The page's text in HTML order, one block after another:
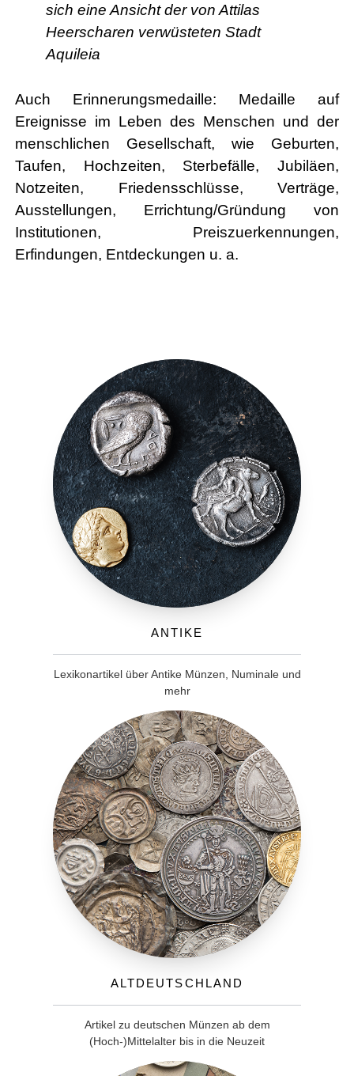
sich eine Ansicht der von Attilas
Heerscharen verwüsteten Stadt
Aquileia
Auch Erinnerungsmedaille: Medaille auf
Ereignisse im Leben des Menschen und der
menschlichen Gesellschaft, wie Geburten,
Taufen, Hochzeiten, Sterbefälle, Jubiläen,
Notzeiten, Friedensschlüsse, Verträge,
Ausstellungen, Errichtung/Gründung von
Institutionen, Preiszuerkennungen,
Erfindungen, Entdeckungen u. a.
Antike
Lexikonartikel über Antike Münzen, Numinale und
mehr
Altdeutschland
Artikel zu deutschen Münzen ab dem
(Hoch-)Mittelalter bis in die Neuzeit